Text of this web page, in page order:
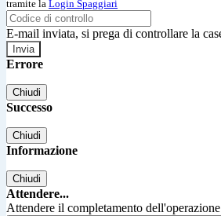
tramite la Login Spaggiari
E-mail inviata, si prega di controllare la
Errore
Chiudi
Successo
Chiudi
Informazione
Chiudi
Attendere...
Attendere il completamento